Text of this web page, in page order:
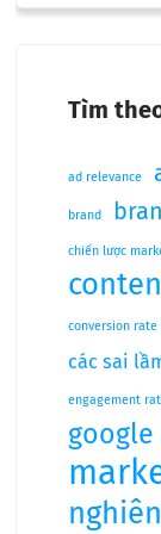
Tìm
ad relevance
brand
chiến lược
conversion rate
các sai
engagement